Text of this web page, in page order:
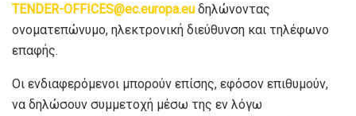
TENDER-OFFICES@ec.europa.eu δηλώνοντας
ονοματεπώνυμο, ηλεκτρονική διεύθυνση και τηλέφωνο
επαφής.
Οι ενδιαφερόμενοι μπορούν επίσης, εφόσον επιθυμούν,
να δηλώσουν συμμετοχή μέσω της εν λόγω